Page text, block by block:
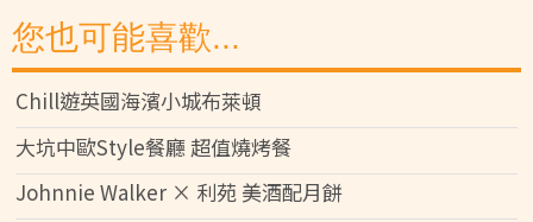
您也可能喜歡...
Chill遊英國海濱小城布萊頓
大坑中歐Style餐廳 超值燒烤餐
Johnnie Walker × 利苑 美酒配月餅